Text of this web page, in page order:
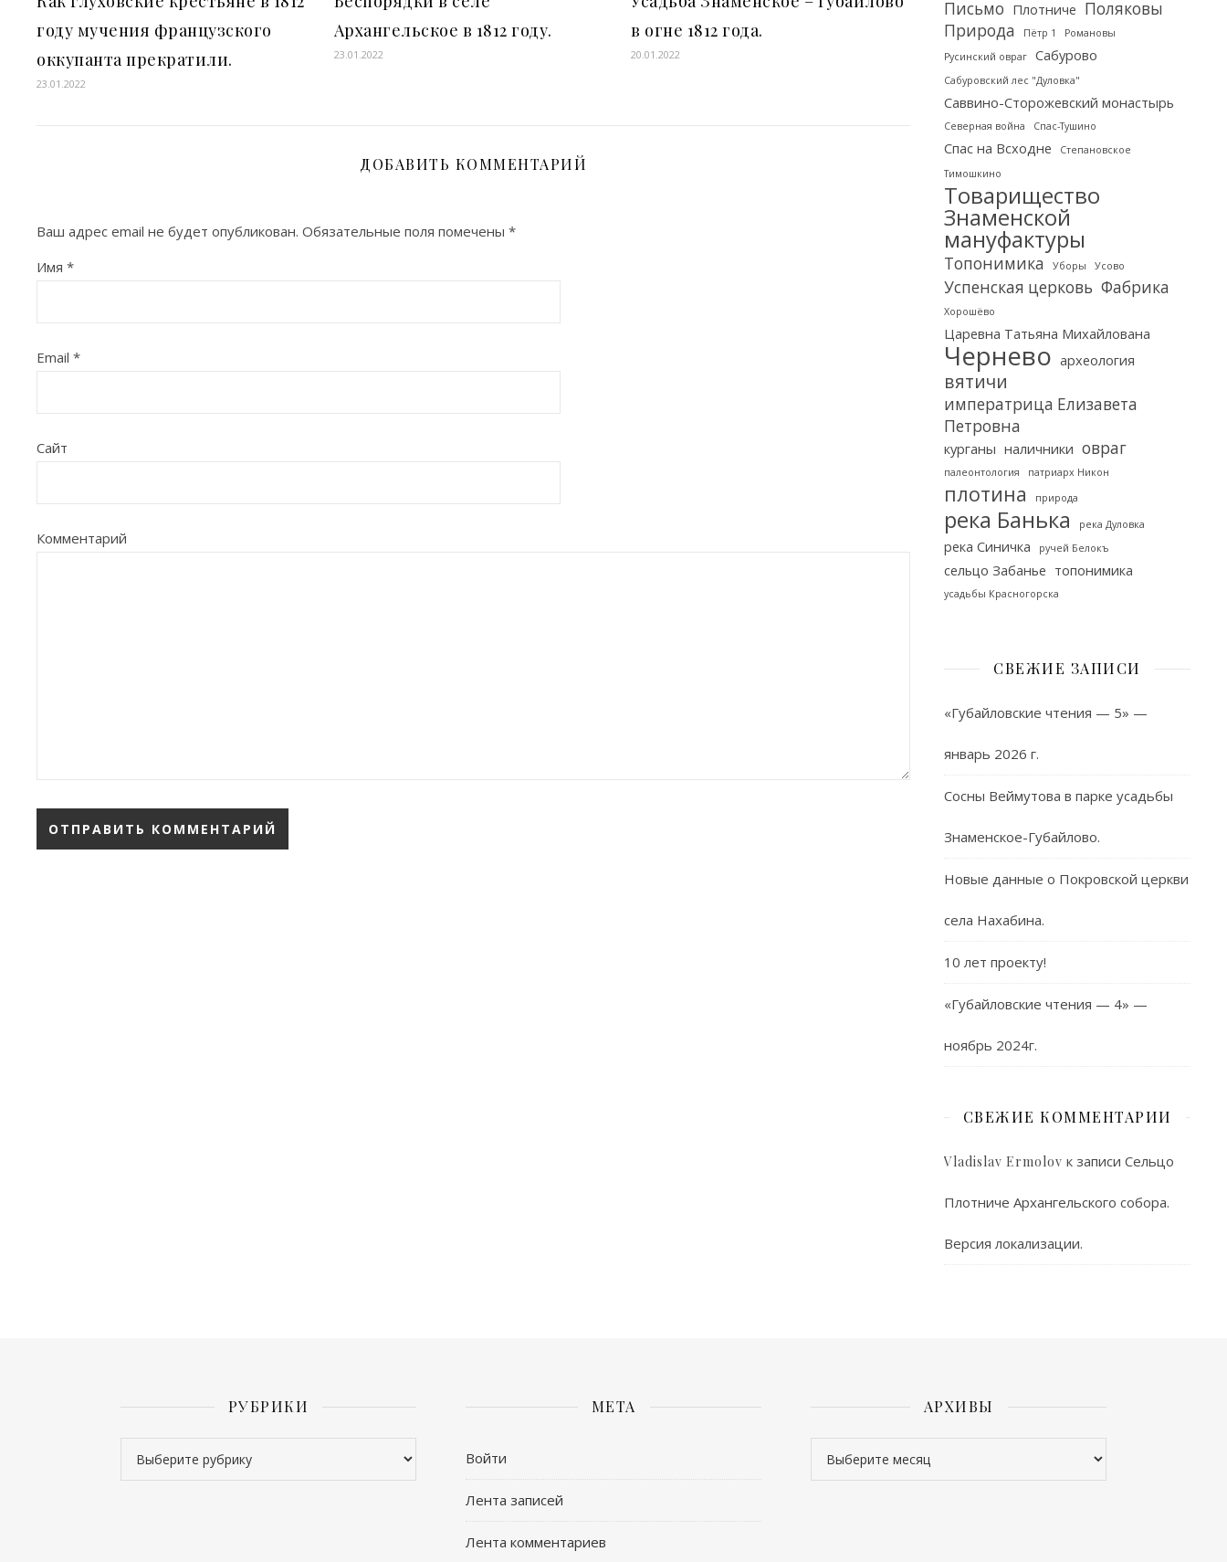
году мучения французского
оккупанта прекратили.
23.01.2022
Архангельское в 1812 году.
23.01.2022
в огне 1812 года.
20.01.2022
ДОБАВИТЬ КОММЕНТАРИЙ
Ваш адрес email не будет опубликован. Обязательные поля помечены *
Имя *
Email *
Сайт
Комментарий
Письмо Плотниче Поляковы
Природа
Пётр 1
Романовы
Русинский овраг
Сабурово
Сабуровский лес "Дуловка"
Саввино-Сторожевский монастырь
Северная война Спас-Тушино
Спас на Всходне
Степановское
Тимошкино
Товарищество
Знаменской
мануфактуры
Топонимика Уборы Усово
Успенская церковь Фабрика
Хорошёво
Царевна Татьяна Михайлована
Чернево археология
вятичи
императрица Елизавета
Петровна
курганы наличники овраг
палеонтология патриарх Никон
плотина природа
река Банька река Дуловка
река Синичка ручей Белокъ
сельцо Забанье топонимика
усадьбы Красногорска
СВЕЖИЕ ЗАПИСИ
«Губайловские чтения — 5» —
январь 2026 г.
Сосны Веймутова в парке усадьбы
Знаменское-Губайлово.
Новые данные о Покровской церкви
села Нахабина.
10 лет проекту!
«Губайловские чтения — 4» —
ноябрь 2024г.
СВЕЖИЕ КОММЕНТАРИИ
Vladislav Ermolov к записи Сельцо
Плотниче Архангельского собора.
Версия локализации.
РУБРИКИ МЕТА
Войти
Лента записей
Лента комментариев
АРХИВЫ